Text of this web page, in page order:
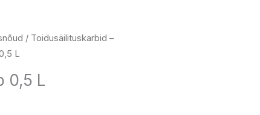
/ Toidusäilituskarbid –
L
0,5 L